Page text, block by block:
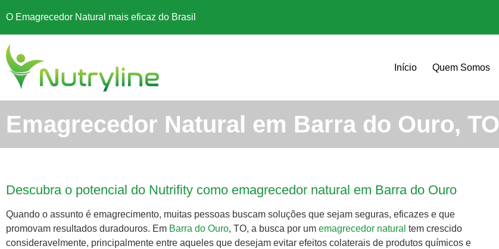
O Emagrecedor Natural mais eficaz do Brasil
Início Quem Somos
Emagrecedor Natural em Barra do Ouro, TO
Descubra o potencial do Nutrifity como emagrecedor natural em Barra do Ouro
Quando o assunto é emagrecimento, muitas pessoas buscam soluções que sejam seguras, eficazes e que
promovam resultados duradouros. Em Barra do Ouro, TO, a busca por um emagrecedor natural tem crescido
consideravelmente, principalmente entre aqueles que desejam evitar efeitos colaterais de produtos químicos e